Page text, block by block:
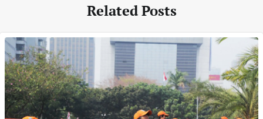
Related Posts